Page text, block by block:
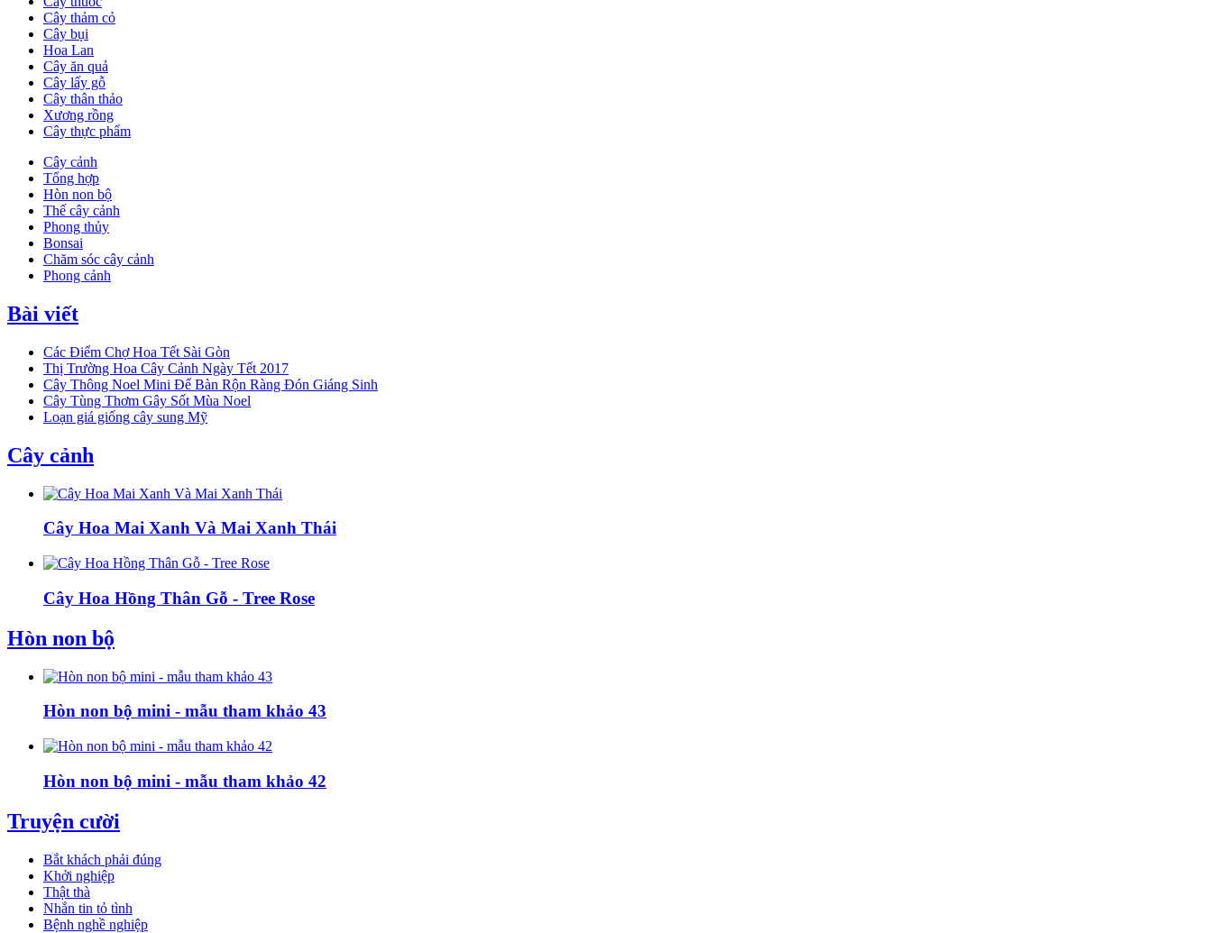
Cây thảm cỏ
Cây bụi
Hoa Lan
Cây ăn quả
Cây lấy gỗ
Cây thân thảo
Xương rồng
Cây thực phẩm
Cây cảnh
Tổng hợp
Hòn non bộ
Thế cây cảnh
Phong thủy
Bonsai
Chăm sóc cây cảnh
Phong cảnh
Bài viết
Các Điểm Chợ Hoa Tết Sài Gòn
Thị Trường Hoa Cây Cảnh Ngày Tết 2017
Cây Thông Noel Mini Để Bàn Rộn Ràng Đón Giáng Sinh
Cây Tùng Thơm Gây Sốt Mùa Noel
Loạn giá giống cây sung Mỹ
Cây cảnh
Cây Hoa Mai Xanh Và Mai Xanh Thái
Cây Hoa Hồng Thân Gỗ - Tree Rose
Hòn non bộ
Hòn non bộ mini - mẫu tham khảo 43
Hòn non bộ mini - mẫu tham khảo 42
Truyện cười
Bắt khách phải đúng
Khởi nghiệp
Thật thà
Nhắn tin tỏ tình
Bệnh nghề nghiệp